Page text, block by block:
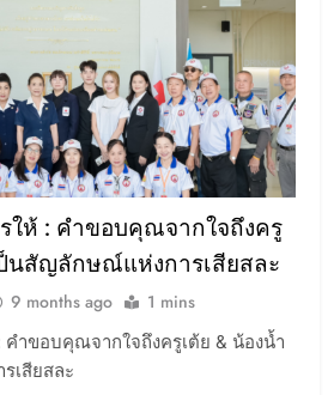
รให้ : คำขอบคุณจากใจถึงครู
ป็นสัญลักษณ์แห่งการเสียสละ
9 months ago 1 mins
คำขอบคุณจากใจถึงครูเต้ย & น้องน้ำ
เสียสละ